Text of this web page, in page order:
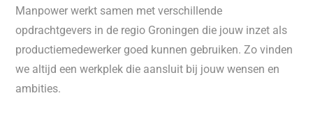
Manpower werkt samen met verschillende
opdrachtgevers in de regio Groningen die jouw inzet als
productiemedewerker goed kunnen gebruiken. Zo vinden
we altijd een werkplek die aansluit bij jouw wensen en
ambities.